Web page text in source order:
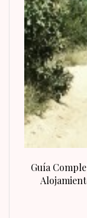
Guía